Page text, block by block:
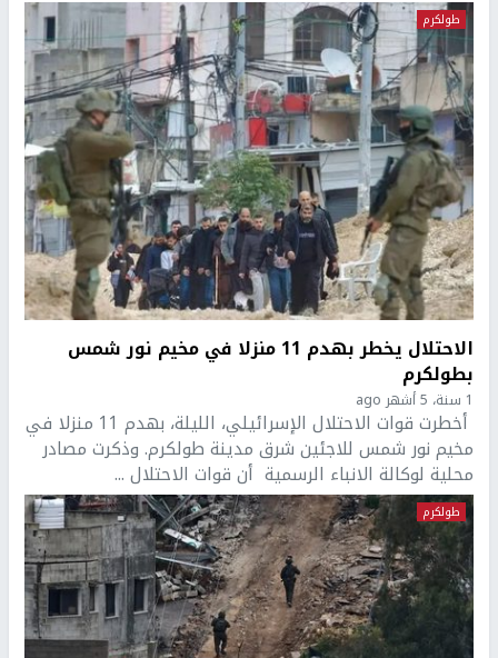
طولكرم
الاحتلال يخطر بهدم 11 منزلا في مخيم نور شمس
بطولكرم
1 سنة، 5 أشهر ago
أخطرت قوات الاحتلال الإسرائيلي، الليلة، بهدم 11 منزلا في
مخيم نور شمس للاجئين شرق مدينة طولكرم. وذكرت مصادر
محلية لوكالة الانباء الرسمية أن قوات الاحتلال ...
طولكرم